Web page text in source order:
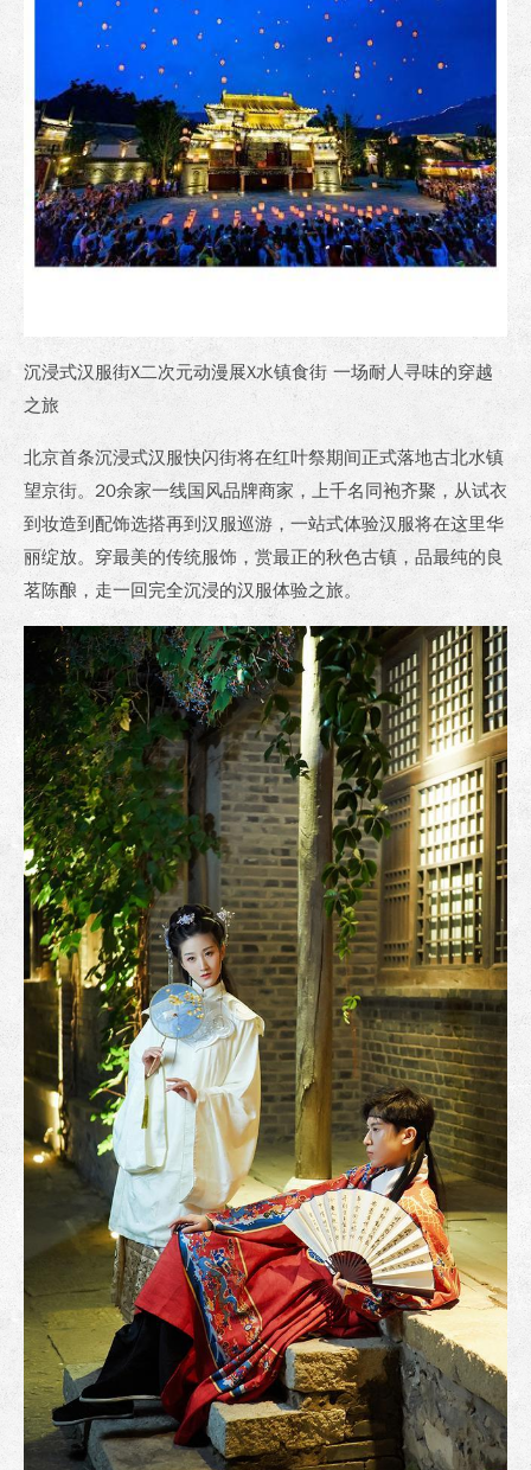
沉浸式汉服街X二次元动漫展X水镇食街 一场耐人寻味的穿越
之旅
北京首条沉浸式汉服快闪街将在红叶祭期间正式落地古北水镇
望京街。20余家一线国风品牌商家，上千名同袍齐聚，从试衣
到妆造到配饰选搭再到汉服巡游，一站式体验汉服将在这里华
丽绽放。穿最美的传统服饰，赏最正的秋色古镇，品最纯的良
茗陈酿，走一回完全沉浸的汉服体验之旅。